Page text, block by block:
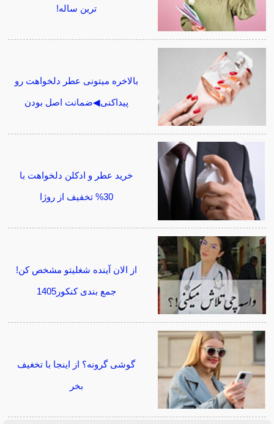
ترین ساله!
بالاخره میتونی عطر دلخواهت رو
پیداکنی◀ضمانت اصل بودن
خرید عطر و ادکلن دلخواهت با
30% تخفیف از روژا
از الان آینده شغلیتو مشخص کن!
جمع بندی کنکور1405
گوشی گرونه؟ از اینجا با تخغیف
بخر